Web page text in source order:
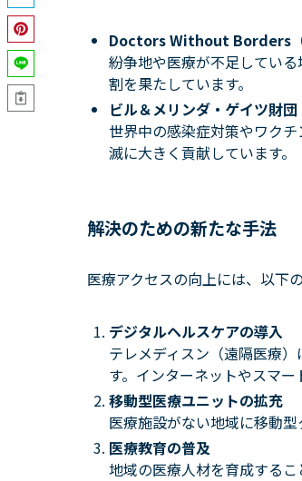
Doctors Without Borders（
紛争地や医療が不足してい
割を果たしています。
ビル＆メリンダ・ゲイツ財団
世界中の感染症対策やワク
滅に大きく貢献しています。
解決のための新たな手法
医療アクセスの向上には、以下
デジタルヘルスケアの導入
テレメディスン（遠隔医療
す。インターネットやスマー
移動型医療ユニットの拡充
医療施設がない地域に移動
医療教育の普及
地域の医療人材を育成するこ